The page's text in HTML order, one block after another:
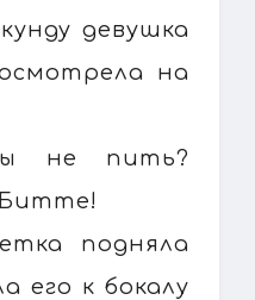
девушка
на
не пить?
подняла
его к бокалу